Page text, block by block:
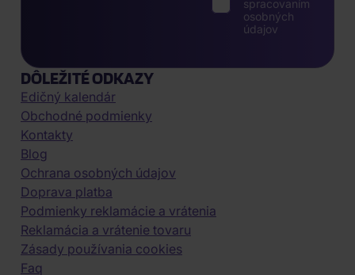
spracovaním
osobných
údajov
DÔLEŽITÉ ODKAZY
Edičný kalendár
Obchodné podmienky
Kontakty
Blog
Ochrana osobných údajov
Doprava platba
Podmienky reklamácie a vrátenia
Reklamácia a vrátenie tovaru
Zásady používania cookies
Faq